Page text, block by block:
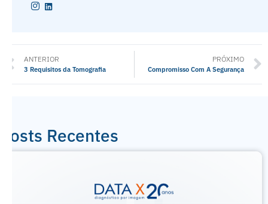
ANTERIOR
3 Requisitos da Tomografia
PRÓXIMO
Compromisso Com A Segurança
Posts Recentes